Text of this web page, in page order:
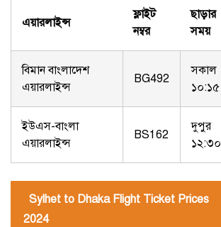
এয়ারলাইন্স
ফ্লাইট
নম্বর
ছাড়ার
সময়
বিমান বাংলাদেশ
এয়ারলাইন্স
BG492
সকাল
১০:১৫
ইউএস-বাংলা
এয়ারলাইন্স
BS162
দুপুর
১২:৩০
Sylhet to Dhaka Flight Ticket Prices
2024